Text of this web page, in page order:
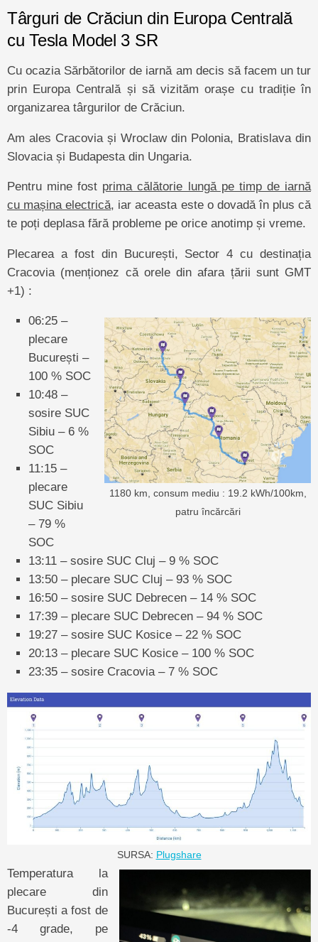
Târguri de Crăciun din Europa Centrală
cu Tesla Model 3 SR
Cu ocazia Sărbătorilor de iarnă am decis să facem un tur
prin Europa Centrală și să vizităm orașe cu tradiție în
organizarea târgurilor de Crăciun.
Am ales Cracovia și Wroclaw din Polonia, Bratislava din
Slovacia și Budapesta din Ungaria.
Pentru mine fost prima călătorie lungă pe timp de iarnă
cu mașina electrică, iar aceasta este o dovadă în plus că
te poți deplasa fără probleme pe orice anotimp și vreme.
Plecarea a fost din București, Sector 4 cu destinația
Cracovia (menționez că orele din afara țării sunt GMT
+1) :
1180 km, consum mediu : 19.2 kWh/100km,
patru încărcări
06:25 –
plecare
București –
100 % SOC
10:48 –
sosire SUC
Sibiu – 6 %
SOC
11:15 –
plecare
SUC Sibiu
– 79 %
SOC
13:11 – sosire SUC Cluj – 9 % SOC
13:50 – plecare SUC Cluj – 93 % SOC
16:50 – sosire SUC Debrecen – 14 % SOC
17:39 – plecare SUC Debrecen – 94 % SOC
19:27 – sosire SUC Kosice – 22 % SOC
20:13 – plecare SUC Kosice – 100 % SOC
23:35 – sosire Cracovia – 7 % SOC
SURSA: Plugshare
Temperatura la
plecare din
București a fost de
-4 grade, pe